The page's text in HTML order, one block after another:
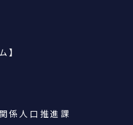
】
人口推進課